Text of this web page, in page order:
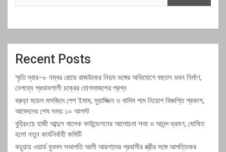
Recent Posts
স্মৃতি দ্বার–৮ নম্বর রোডে রাজউকের নিয়ম ভঙ্গের অভিযোগে বহুতল ভবন নির্মাণ,
নেপথ্যে প্রভাবশালী চক্রের যোগসাজশের প্রশ্ন
বরুড়া মডেল মসজিদে পেশ ইমাম, মুয়াজ্জিন ও খাদিম পদে নিয়োগ বিজ্ঞপ্তি প্রকাশ,
আবেদনের শেষ সময় ১০ আগস্ট
বুড়িচংয়ে হাজী আব্দুল খালেক ফাউন্ডেশনের আলোচনা সভা ও আনন্দ ভ্রমণ, ঘোষিত
হলো নতুন কার্যনির্বাহী কমিটি
কচুয়ায় ওয়ার্ড যুবদল সভাপতি আলী আরশাদের প্রবাসীর স্ত্রীর সঙ্গে আপত্তিকর